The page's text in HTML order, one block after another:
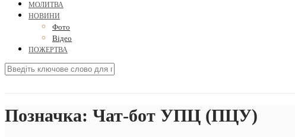
МОЛИТВА
НОВИНИ
Фото
Відео
ПОЖЕРТВА
Позначка: Чат-бот УПЦ (ПЦУ)